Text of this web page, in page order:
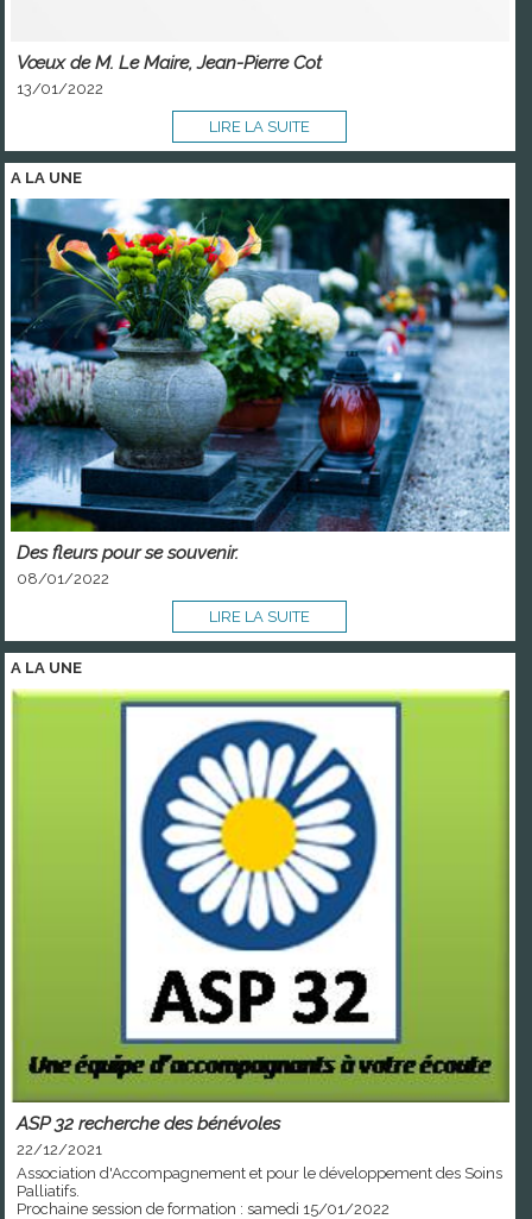
Vœux de M. Le Maire, Jean-Pierre Cot
13/01/2022
LIRE LA SUITE
A LA UNE
Des fleurs pour se souvenir.
08/01/2022
LIRE LA SUITE
A LA UNE
ASP 32 recherche des bénévoles
22/12/2021
Association d'Accompagnement et pour le développement des Soins
Palliatifs.
Prochaine session de formation : samedi 15/01/2022